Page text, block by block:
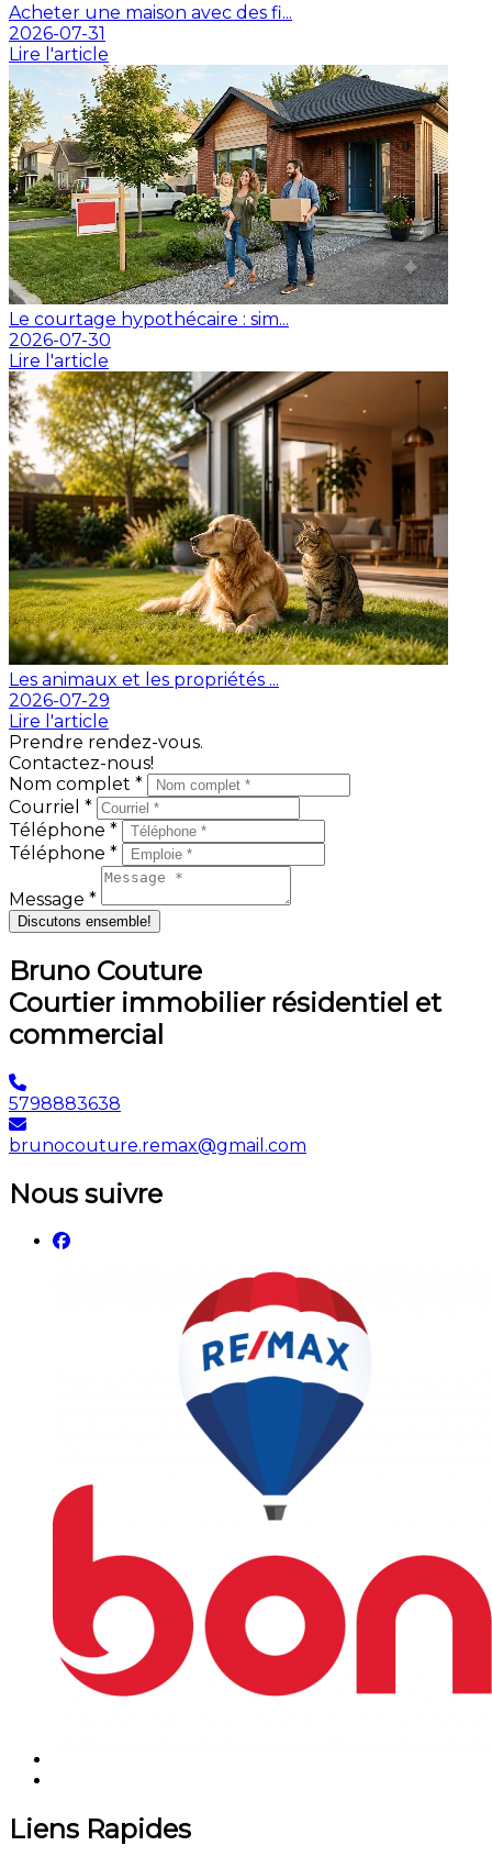
Acheter une maison avec des fi...
2026-07-31
Lire l'article
Le courtage hypothécaire : sim...
2026-07-30
Lire l'article
Les animaux et les propriétés ...
2026-07-29
Lire l'article
Prendre rendez-vous.
Contactez-nous!
Nom complet *
Courriel *
Téléphone *
Téléphone *
Message *
Discutons ensemble!
Bruno Couture
Courtier immobilier résidentiel et
commercial
5798883638
brunocouture.remax@gmail.com
Nous suivre
Liens Rapides